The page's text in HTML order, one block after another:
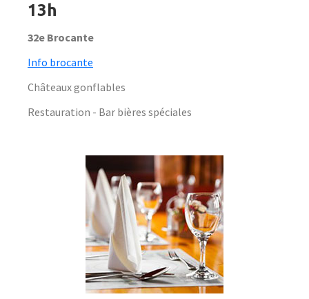
13h
32e Brocante
Info brocante
Châteaux gonflables
Restauration - Bar bières spéciales